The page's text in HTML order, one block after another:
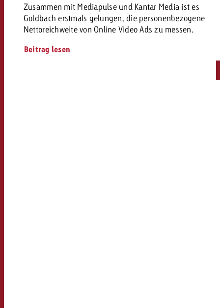
Zusammen mit Mediapulse und Kantar Media ist es
Goldbach erstmals gelungen, die personenbezogene
Nettoreichweite von Online Video Ads zu messen.
Beitrag lesen